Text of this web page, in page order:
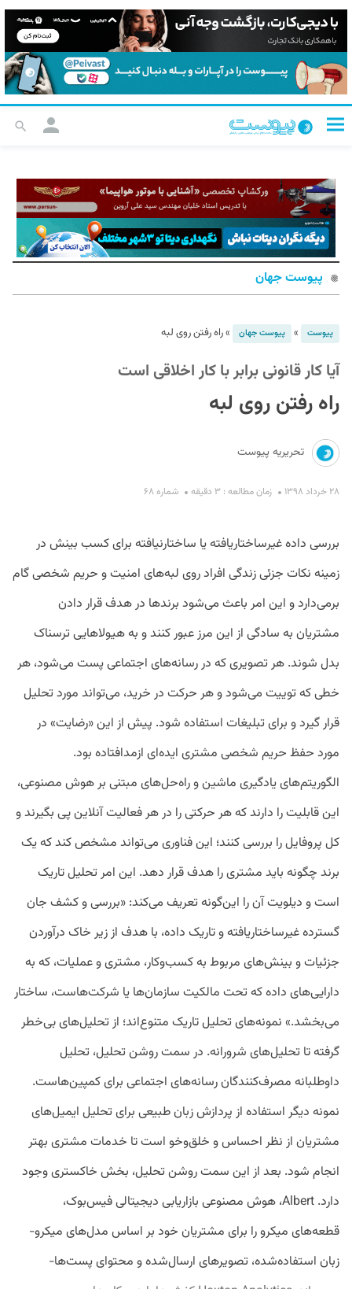
پیوست جهان
پیوست » پیوست جهان »راه رفتن روی لبه
آیا کار قانونی برابر با کار اخلاقی است
راه رفتن روی لبه
تحریریه پیوست
۲۸ خرداد ۱۳۹۸ زمان مطالعه : ۳ دقیقه شماره ۶۸
بررسی داده غیرساختاریافته یا ساختارنیافته برای کسب بینش در
زمینه نکات جزئی زندگی افراد روی لبه‌های امنیت و حریم شخصی گام
برمی‌دارد و این امر باعث می‌شود برندها در هدف‌ قرار دادن
مشتریان به‌ سادگی از این مرز عبور کنند و به هیولاهایی ترسناک
بدل شوند. هر تصویری که در رسانه‌های اجتماعی پست می‌شود، هر
خطی که توییت می‌شود و هر حرکت در خرید، می‌تواند مورد تحلیل
قرار گیرد و برای تبلیغات استفاده شود. پیش از این «رضایت» در
مورد حفظ حریم شخصی مشتری ایده‌ای ازمدافتاده بود.
الگوریتم‌های یادگیری ماشین و راه‌حل‌های مبتنی بر هوش مصنوعی،
این قابلیت را دارند که هر حرکتی را در هر فعالیت آنلاین پی بگیرند و
کل پروفایل را بررسی کنند؛ این فناوری می‌تواند مشخص کند که یک
برند چگونه باید مشتری را هدف قرار دهد. این امر تحلیل تاریک
است و دیلویت آن را این‌گونه تعریف می‌کند: «بررسی و کشف جان
گسترده غیرساختاریافته و تاریک داده، با هدف از زیر خاک درآوردن
جزئیات و بینش‌های مربوط به کسب‌وکار، مشتری و عملیات، که به
دارایی‌های داده‌ که تحت مالکیت سازمان‌ها یا شرکت‌هاست، ساختار
می‌بخشد.» نمونه‌های تحلیل تاریک متنوع‌اند؛ از تحلیل‌های بی‌خطر
گرفته تا تحلیل‌های شرورانه. در سمت روشن تحلیل، تحلیل
داوطلبانه مصرف‌کنندگان رسانه‌های اجتماعی برای کمپین‌هاست.
نمونه دیگر استفاده از پردازش زبان طبیعی برای تحلیل ایمیل‌های
مشتریان از نظر احساس و خلق‌وخو است تا خدمات مشتری بهتر
انجام شود. بعد از این سمت روشن تحلیل، بخش خاکستری وجود
دارد. Albert، هوش مصنوعی بازاریابی دیجیتالی فیس‌بوک،
قطعه‌های میکرو را برای مشتریان خود بر اساس مدل‌های میکرو-
زبان استفاده‌شده، تصویرهای ارسال‌شده و محتوای پست‌ها-